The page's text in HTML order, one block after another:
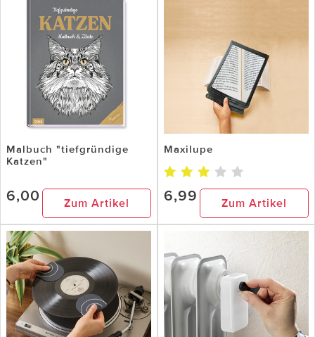
Malbuch "tiefgründige
Katzen"
6,00 Zum Artikel
Maxilupe
6,99 Zum Artikel